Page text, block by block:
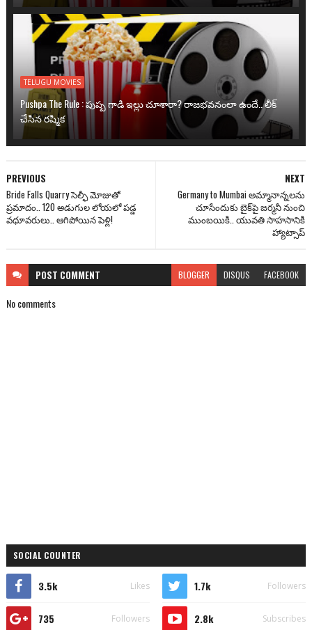
TELUGU MOVIES
Pushpa The Rule : పుష్ప గాడి ఇల్లు చూశారా? రాజభవనంలా ఉందే.. లీక్
చేసిన రష్మిక
NEXT
Germany to Mumbai అమ్మానాన్నలను
చూసేందుకు బైక్‌పై జర్మనీ నుంచి
ముంబయికి.. యువతి సాహసానికి
హ్యాట్సాప్
PREVIOUS
Bride Falls Quarry సెల్ఫీ మోజుతో
ప్రమాదం.. 120 అడుగుల లోయలో పడ్డ
వధూవరులు.. ఆగిపోయిన పెళ్లి!
POST COMMENT BLOGGER DISQUS FACEBOOK
No comments
SOCIAL COUNTER
3.5k Likes 1.7k Followers
735 Followers 2.8k Subscribes